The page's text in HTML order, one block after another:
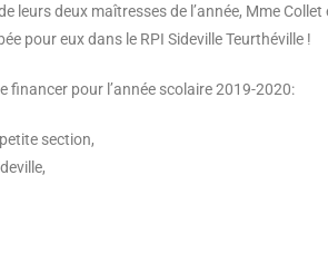
leurs deux maîtresses de l’année, Mme
pour eux dans le RPI Sideville Teurthéville !
financer pour l’année scolaire 2019-2020:
section,